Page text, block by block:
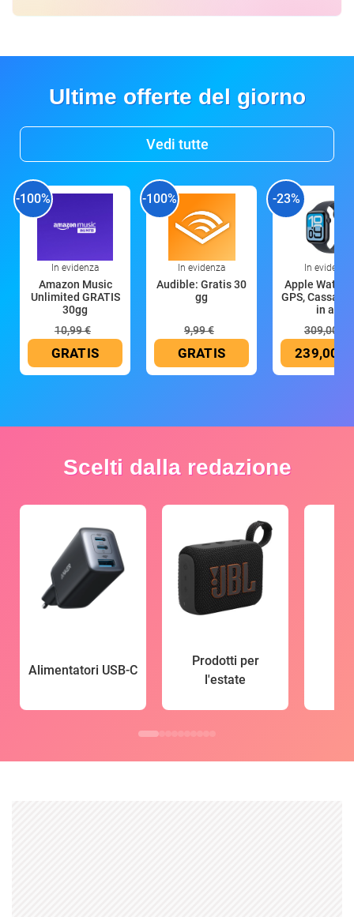
Ultime offerte del giorno
Vedi tutte
-100%
In evidenza
Amazon Music
Unlimited GRATIS
30gg
10,99 €
GRATIS
-100%
In evidenza
Audible: Gratis 30
gg
9,99 €
GRATIS
-23%
In evidenza
Apple Watch
GPS, Cassa
in all
309,00 €
239,00 €
Scelti dalla redazione
Alimentatori USB-C
Prodotti per
l'estate